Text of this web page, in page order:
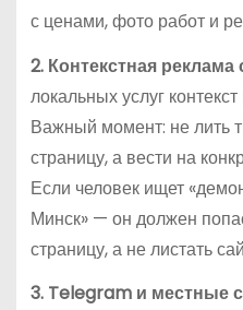
с ценами, фото работ и
2. Контекстная реклама
локальных услуг
Важный момент: не лить
страницу, а вести на
Если человек ищет
Минск» — он должен
страницу, а не листать
3. Telegram и местные